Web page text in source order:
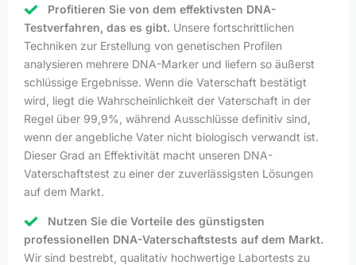
Profitieren Sie von dem effektivsten DNA-
Testverfahren, das es gibt. Unsere fortschrittlichen
Techniken zur Erstellung von genetischen Profilen
analysieren mehrere DNA-Marker und liefern so äußerst
schlüssige Ergebnisse. Wenn die Vaterschaft bestätigt
wird, liegt die Wahrscheinlichkeit der Vaterschaft in der
Regel über 99,9%, während Ausschlüsse definitiv sind,
wenn der angebliche Vater nicht biologisch verwandt ist.
Dieser Grad an Effektivität macht unseren DNA-
Vaterschaftstest zu einer der zuverlässigsten Lösungen
auf dem Markt.
Nutzen Sie die Vorteile des günstigsten
professionellen DNA-Vaterschaftstests auf dem Markt.
Wir sind bestrebt, qualitativ hochwertige Labortests zu